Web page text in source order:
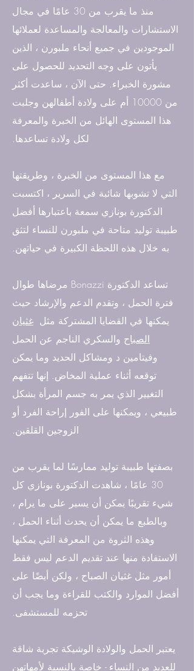
منذ ما يقرب من 30 عامًا في مجال
الاستشارات والمعالجة والمساعدة لعملائها
الموجودين في جميع أنحاء ملبورن ، الذين
يأتون على وجه التحديد للحصول على
مشورة الخبراء. حتى الآن ، ساعدت أكثر
من 10000 أم على ولادة أطفالهن وجلبت
هذا المستوى الهائل من الخبرة والمعرفة
لكل ولادة تساعدها.
مع هذا المستوى من الخبرة ، وطريقتها
التي لا تشوبها شائبة في السرير ، اكتسبت
الدكتورة بونازي سمعة باعتبارها أفضل
طبيبة توليد متاحة في ملبورن للنساء لتثق
به خلال هذه اللحظة الكبيرة في حياتهن.
تساعد الدكتورة Bonazzi مرضاها طوال
فترة الحمل ، وتقدم الدعم والإرشاد حيث
يمكنها في القضايا المشتركة مثل غثيان
الصباح والسكري الناجم عن الحمل
وفيتامين د ومشاكل الحديد وما يمكن
توقعه أثناء عملية المخاض. إنها تتفهم
التغيير الذي يمر به جسم المرأة بشكل
طبيعي ، ويمكنها على الفور إراحة الفرد أو
الزوجين القلقين.
بصفتها طبيبة توليد ممارسًا لما يقرب من
30 عامًا ، شاهدت الدكتورة بونازي كل
شيء تقريبًا يمكن أن يسير على ما يرام ،
وبالطبع ما يمكن أن يحدث أثناء الحمل ،
وهذه الثروة من المعرفة التي يمكنها
الاستفادة منها عند تقديم الدعم ليس فقط
أمور مثل غثيان الصباح ، ولكن أيضًا على
أفضل الموارد والكتب للقراءة وما يجب أن
تحزمه للمستشفى.
يعتبر الحمل والولادة الوشيكة تجربة شاقة
للعديد من النساء - خاصة بالنسبة لأمهاتهن